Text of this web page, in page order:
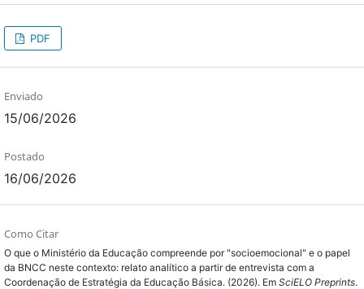
PDF
Enviado
15/06/2026
Postado
16/06/2026
Como Citar
O que o Ministério da Educação compreende por "socioemocional" e o papel
da BNCC neste contexto: relato analítico a partir de entrevista com a
Coordenação de Estratégia da Educação Básica. (2026). Em SciELO Preprints.